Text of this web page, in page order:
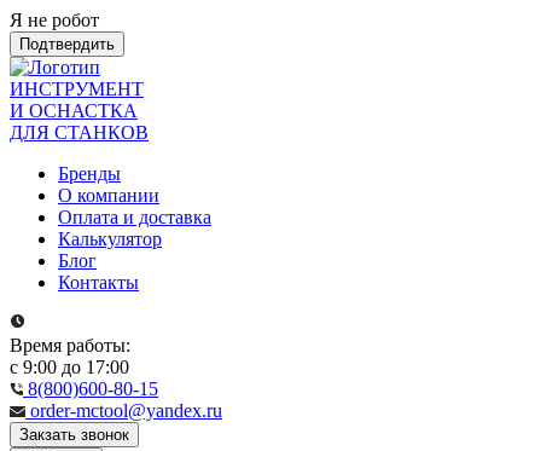
Я не робот
Подтвердить
ИНСТРУМЕНТ
И ОСНАСТКА
ДЛЯ СТАНКОВ
Бренды
О компании
Оплата и доставка
Калькулятор
Блог
Контакты
Время работы:
с 9:00 до 17:00
8(800)600-80-15
order-mctool@yandex.ru
Закзать звонок